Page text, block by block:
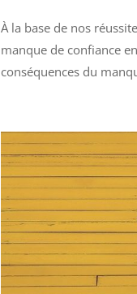
À la base de nos
manque de confiance
conséquences du